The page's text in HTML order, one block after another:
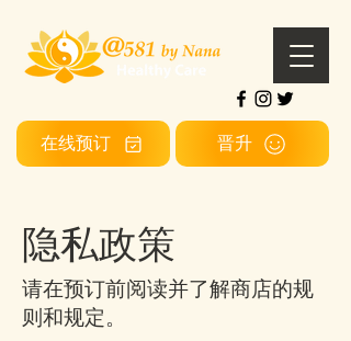
在线预订 晋升
隐私政策
请在预订前阅读并了解商店的规
则和规定。